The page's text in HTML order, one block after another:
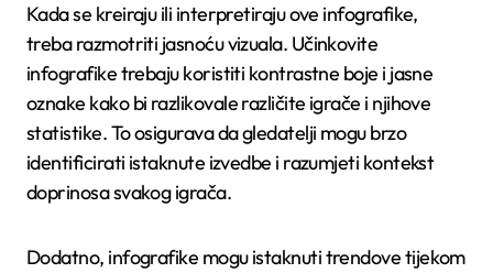
Kada se kreiraju ili interpretiraju ove infografike,
treba razmotriti jasnoću vizuala. Učinkovite
infografike trebaju koristiti kontrastne boje i jasne
oznake kako bi razlikovale različite igrače i njihove
statistike. To osigurava da gledatelji mogu brzo
identificirati istaknute izvedbe i razumjeti kontekst
doprinosa svakog igrača.
Dodatno, infografike mogu istaknuti trendove tijekom